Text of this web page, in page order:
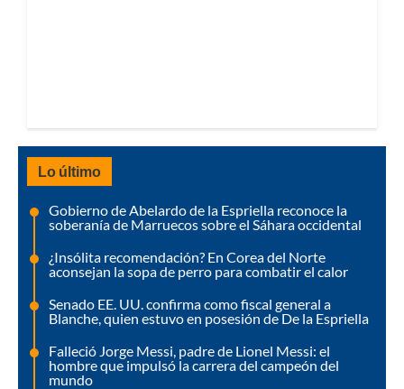
Lo último
Gobierno de Abelardo de la Espriella reconoce la
soberanía de Marruecos sobre el Sáhara occidental
¿Insólita recomendación? En Corea del Norte
aconsejan la sopa de perro para combatir el calor
Senado EE. UU. confirma como fiscal general a
Blanche, quien estuvo en posesión de De la Espriella
Falleció Jorge Messi, padre de Lionel Messi: el
hombre que impulsó la carrera del campeón del
mundo